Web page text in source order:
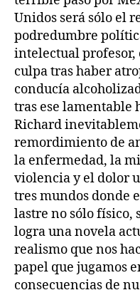
Unidos será sólo el
podredumbre
intelectual profesor,
culpa tras haber
conducía
tras ese lamentable
Richard
remordimiento de
la enfermedad, la
violencia y el dolor
tres mundos donde
lastre no sólo
logra una novela
realismo que nos
papel que jugamos
consecuencias de